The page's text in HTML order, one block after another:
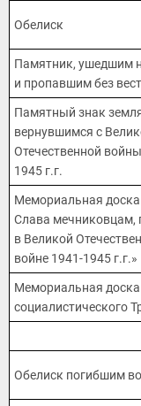
Обелиск
Памятник, ушедшим
и пропавшим без
Памятный знак
вернувшимся с
Отечественной
1945 г.г.
Мемориальная доска
Слава мечниковцам,
в Великой
войне 1941-1945 г.г.»
Мемориальная
социалистического
Обелиск погибшим